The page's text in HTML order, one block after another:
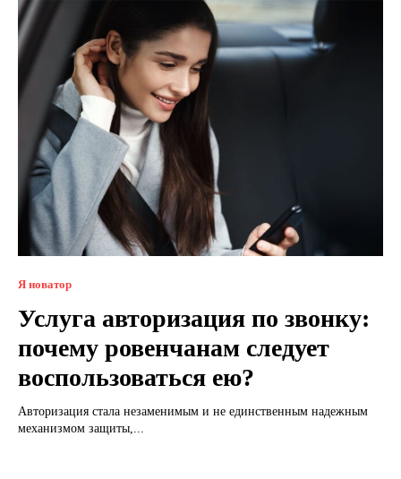
Я новатор
Услуга авторизация по звонку:
почему ровенчанам следует
воспользоваться ею?
Авторизация стала незаменимым и не единственным надежным
механизмом защиты,...